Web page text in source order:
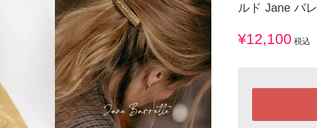
ルド Jane バ
¥12,100 税込